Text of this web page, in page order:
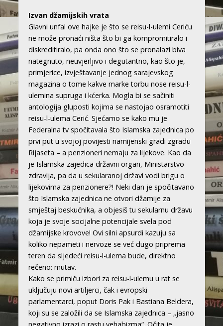
Izvan džamijskih vrata
Glavni unfal ove hajke je što se reisu-l-ulemi Ceriću
ne može pronaći ništa što bi ga kompromitiralo i
diskreditiralo, pa onda ono što se pronalazi biva
nategnuto, neuvjerljivo i degutantno, kao što je,
primjerice, izvještavanje jednog sarajevskog
magazina o tome kakve marke torbu nose reisu-l-
ulemina supruga i kćerka. Mogla bi se sačiniti
antologija gluposti kojima se nastojao osramotiti
reisu-l-ulema Cerić. Sjećamo se kako mu je
Federalna tv spočitavala što Islamska zajednica po
prvi put u svojoj povijesti namijenski gradi zgradu
Rijaseta – a penzioneri nemaju za lijekove. Kao da
je Islamska zajedica državni organ, Ministarstvo
zdravlja, pa da u sekularanoj državi vodi brigu o
lijekovima za penzionere?! Neki dan je spočitavano
što Islamska zajednica ne otvori džamije za
smještaj beskućnika, a objesiš tu sekularnu državu
koja je svoje socijalne potencijale svela pod
džamijske krovove! Ovi silni apsurdi kazuju sa
koliko nepameti i nervoze se već dugo priprema
teren da sljedeći reisu-l-ulema bude, direktno
rečeno: mutav.
Kako se primiču izbori za reisu-l-ulemu u rat se
uključuju novi artiljerci, čak i evropski
parlamentarci, poput Doris Pak i Bastiana Beldera,
koji su se založili da se Islamska zajednica – „jasno
negativno izrazi o rastu vehabizma“. Očita je